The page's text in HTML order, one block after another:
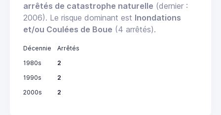
arrêtés de catastrophe naturelle (dernier :
2006). Le risque dominant est Inondations
et/ou Coulées de Boue (4 arrêtés).
Décennie
Arrêtés
1980s
2
1990s
2
2000s
2